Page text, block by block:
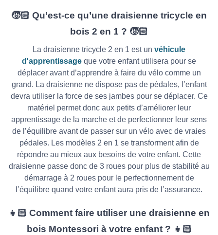
🧒🏻 Qu’est-ce qu’une draisienne tricycle en
bois 2 en 1 ? 🧒🏻
La draisienne tricycle 2 en 1 est un véhicule
d'apprentissage que votre enfant utilisera pour se
déplacer avant d’apprendre à faire du vélo comme un
grand. La draisienne ne dispose pas de pédales, l’enfant
devra utiliser la force de ses jambes pour se déplacer. Ce
matériel permet donc aux petits d’améliorer leur
apprentissage de la marche et de perfectionner leur sens
de l’équilibre avant de passer sur un vélo avec de vraies
pédales. Les modèles 2 en 1 se transforment afin de
répondre au mieux aux besoins de votre enfant. Cette
draisienne passe donc de 3 roues pour plus de stabilité au
démarrage à 2 roues pour le perfectionnement de
l’équilibre quand votre enfant aura pris de l’assurance.
👧🏻 Comment faire utiliser une draisienne en
bois Montessori à votre enfant ? 👧🏻